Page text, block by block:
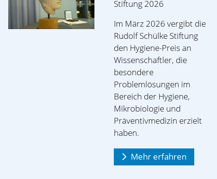
Stiftung 2026
Im März 2026 vergibt die
Rudolf Schülke Stiftung
den Hygiene-Preis an
Wissenschaftler, die
besondere
Problemlösungen im
Bereich der Hygiene,
Mikrobiologie und
Präventivmedizin erzielt
haben.
Mehr erfahren